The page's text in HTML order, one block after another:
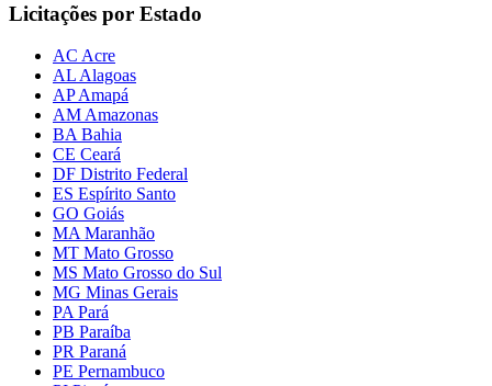
Licitações por Estado
AC Acre
AL Alagoas
AP Amapá
AM Amazonas
BA Bahia
CE Ceará
DF Distrito Federal
ES Espírito Santo
GO Goiás
MA Maranhão
MT Mato Grosso
MS Mato Grosso do Sul
MG Minas Gerais
PA Pará
PB Paraíba
PR Paraná
PE Pernambuco